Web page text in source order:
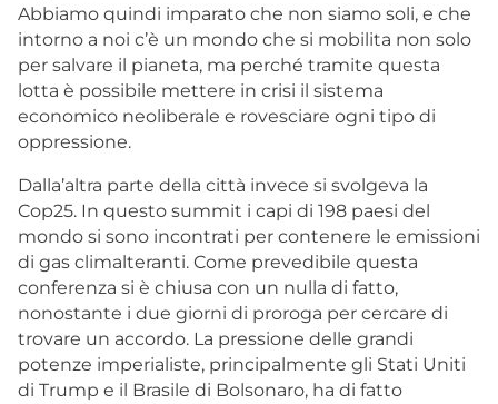
Abbiamo quindi imparato che non siamo soli, e che
intorno a noi c’è un mondo che si mobilita non solo
per salvare il pianeta, ma perché tramite questa
lotta è possibile mettere in crisi il sistema
economico neoliberale e rovesciare ogni tipo di
oppressione.
Dalla’altra parte della città invece si svolgeva la
Cop25. In questo summit i capi di 198 paesi del
mondo si sono incontrati per contenere le emissioni
di gas climalteranti. Come prevedibile questa
conferenza si è chiusa con un nulla di fatto,
nonostante i due giorni di proroga per cercare di
trovare un accordo. La pressione delle grandi
potenze imperialiste, principalmente gli Stati Uniti
di Trump e il Brasile di Bolsonaro, ha di fatto